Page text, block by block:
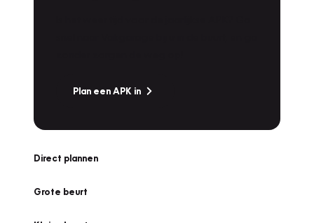
Plan een APK in
Direct plannen
Grote beurt